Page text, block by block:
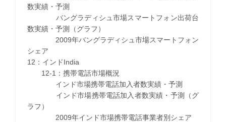
数実績・予測
バングラディシュ市場スマートフォン出荷台
数実績・予測（グラフ）
2009年バングラディシュ市場スマートフォン
シェア
12：インドIndia
12-1：携帯電話市場概況
インド市場携帯電話加入者数実績・予測
インド市場携帯電話加入者数実績・予測（グ
ラフ）
2009年インド市場携帯電話事業者別シェア